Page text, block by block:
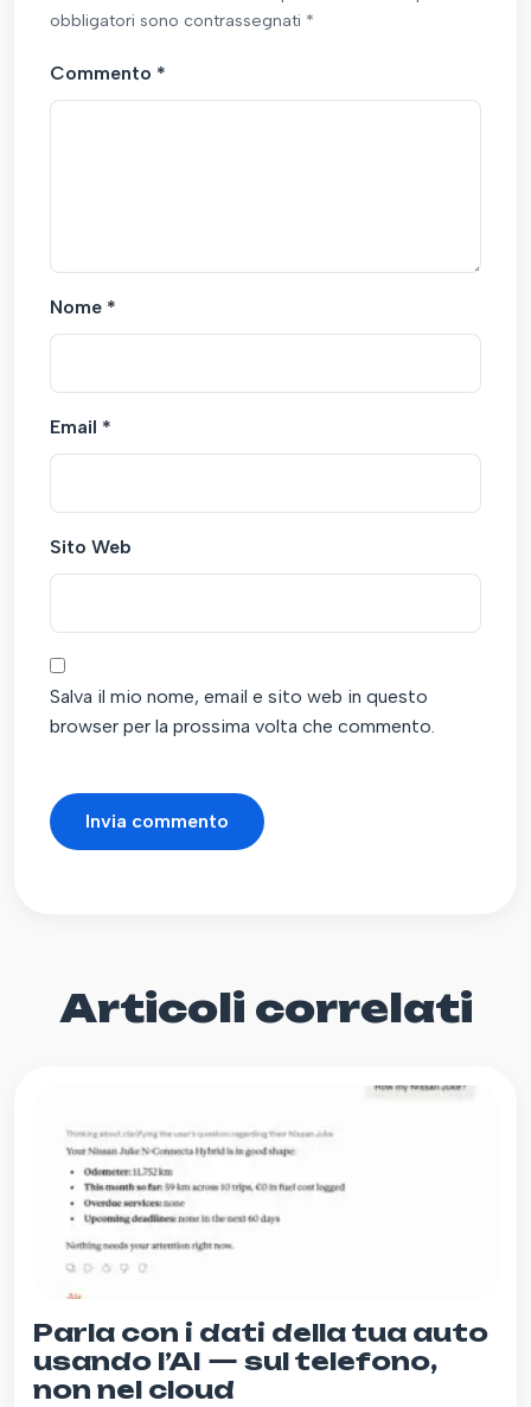
obbligatori sono contrassegnati *
Commento *
Nome *
Email *
Sito Web
Salva il mio nome, email e sito web in questo
browser per la prossima volta che commento.
Articoli correlati
Parla con i dati della tua auto
usando l’AI — sul telefono,
non nel cloud